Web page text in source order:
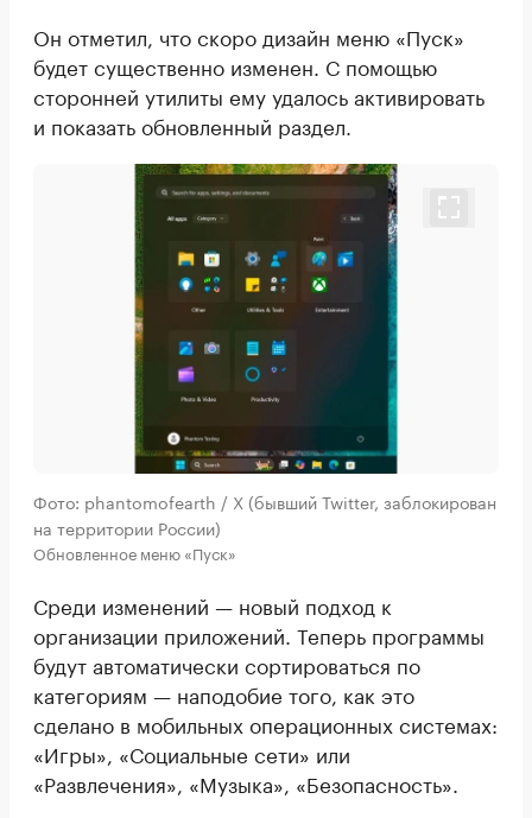
Он отметил, что скоро дизайн меню «Пуск»
будет существенно изменен. С помощью
сторонней утилиты ему удалось активировать
и показать обновленный раздел.
Фото: phantomofearth / X (бывший Twitter, заблокирован
на территории России)
Обновленное меню «Пуск»
Среди изменений — новый подход к
организации приложений. Теперь программы
будут автоматически сортироваться по
категориям — наподобие того, как это
сделано в мобильных операционных системах:
«Игры», «Социальные сети» или
«Развлечения», «Музыка», «Безопасность».